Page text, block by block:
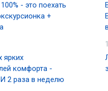
- это поехать
+
ярких
комфорта -
2 раза в неделю